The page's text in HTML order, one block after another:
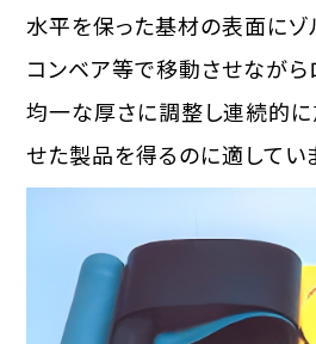
水平を保った基材の表面にゾ
コンベア等で移動させなが
均一な厚さに調整し連続的
せた製品を得るのに適してい